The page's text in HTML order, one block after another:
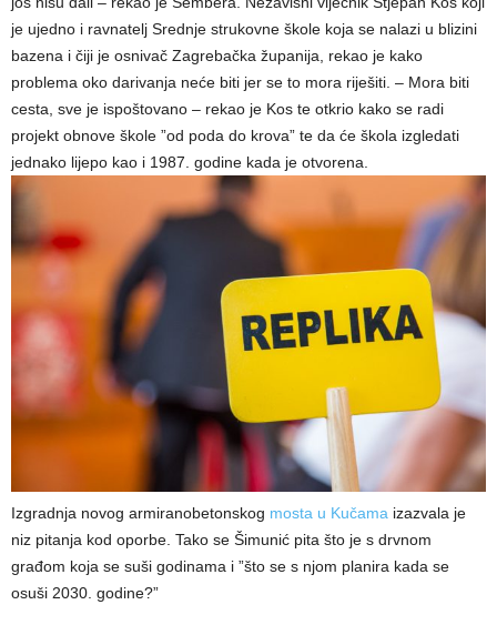
je ujedno i ravnatelj Srednje strukovne škole koja se nalazi u blizini
bazena i čiji je osnivač Zagrebačka županija, rekao je kako
problema oko darivanja neće biti jer se to mora riješiti. – Mora biti
cesta, sve je ispoštovano – rekao je Kos te otkrio kako se radi
projekt obnove škole ”od poda do krova” te da će škola izgledati
jednako lijepo kao i 1987. godine kada je otvorena.
Izgradnja novog armiranobetonskog mosta u Kučama izazvala je
niz pitanja kod oporbe. Tako se Šimunić pita što je s drvnom
građom koja se suši godinama i ”što se s njom planira kada se
osuši 2030. godine?”